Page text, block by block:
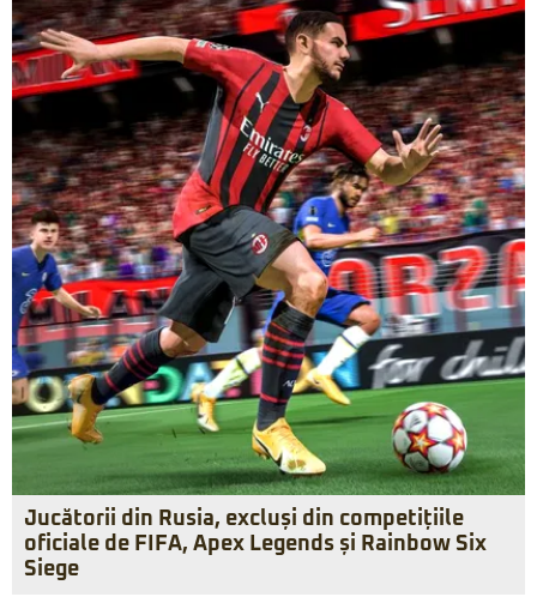
Jucătorii din Rusia, excluși din competițiile
oficiale de FIFA, Apex Legends și Rainbow Six
Siege